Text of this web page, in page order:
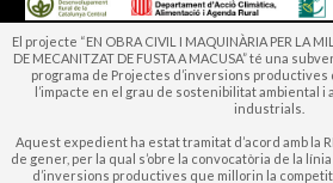
El projecte “EN OBRA CIVIL I MAQUINÀRIA PER LA
DE MECANITZAT DE FUSTA A MACUSA” té una
programa de Projectes d’inversions
l’impacte en el grau de sostenibilitat ambiental i
industrials.
Aquest expedient ha estat tramitat d’acord amb la
de gener, per la qual s’obre la convocatòria de la
d’inversions productives que millorin la